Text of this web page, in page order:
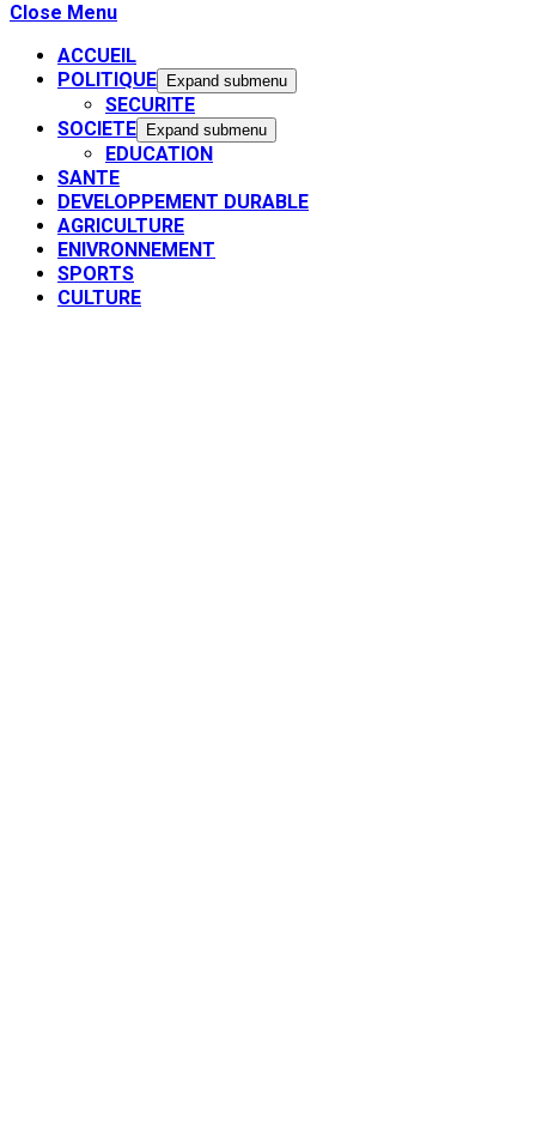
Close Menu
ACCUEIL
POLITIQUE
Expand submenu
SECURITE
SOCIETE
Expand submenu
EDUCATION
SANTE
DEVELOPPEMENT DURABLE
AGRICULTURE
ENIVRONNEMENT
SPORTS
CULTURE